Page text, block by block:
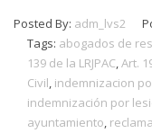
Posted By: adm_lvs2
Tags: abogados de
139 de la LRJPAC,Art.
Civil, indemnizacion
indemnización por
ayuntamiento,